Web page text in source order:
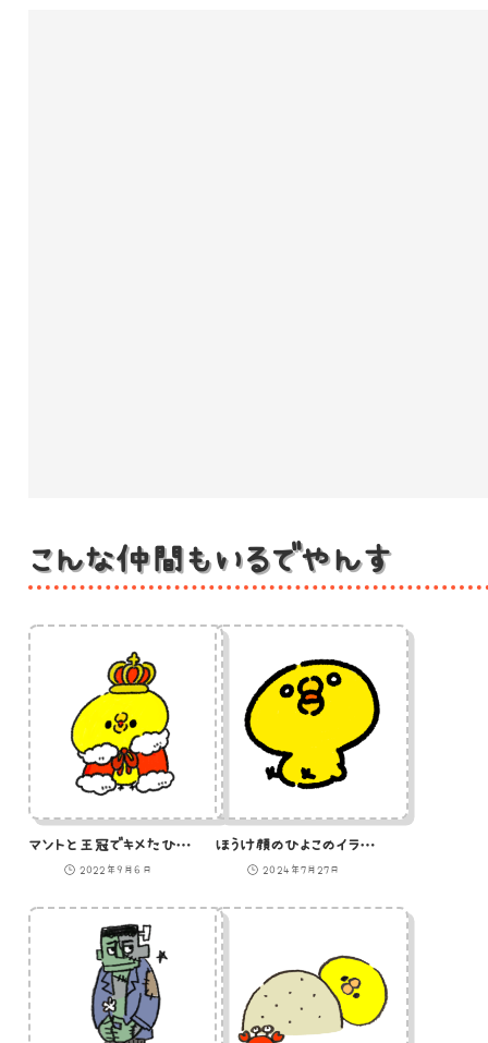
こんな仲間もいるでやんす
マントと王冠でキメたひよこの王様のイラスト
2022年9月6日
ほうけ顔のひよこのイラスト
2024年7月27日